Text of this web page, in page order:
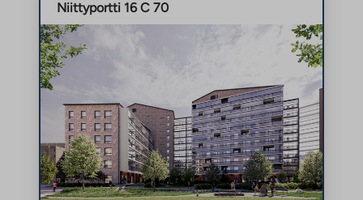
Niittyportti 16 C 70